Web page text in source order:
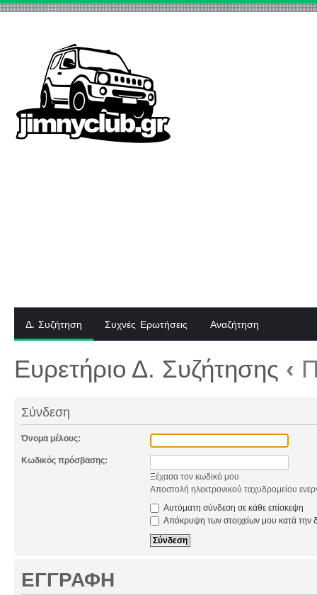
Δ. Συζήτηση Συχνές Ερωτήσεις Αναζήτηση
Ευρετήριο Δ. Συζήτησης ‹
Σύνδεση
Όνομα μέλους:
Κωδικός πρόσβασης:
Ξέχασα τον κωδικό μου
Αποστολή ηλεκτρονικού ταχυδρομείου
Αυτόματη σύνδεση σε κάθε επίσκεψη
Απόκρυψη των στοιχείων μου κατά την
ΕΓΓΡΑΦΉ